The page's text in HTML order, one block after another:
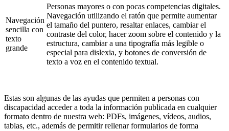
Navegación
sencilla con
texto
grande
Personas mayores o con pocas competencias digitales.
Navegación utilizando el ratón que permite aumentar
el tamaño del puntero, resaltar enlaces, cambiar el
contraste del color, hacer zoom sobre el contenido y la
estructura, cambiar a una tipografía más legible o
especial para dislexia, y botones de conversión de
texto a voz en el contenido textual.
Estas son algunas de las ayudas que permiten a personas con
discapacidad acceder a toda la información publicada en cualquier
formato dentro de nuestra web: PDFs, imágenes, vídeos, audios,
tablas, etc., además de permitir rellenar formularios de forma